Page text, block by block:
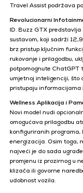
Travel Assist podržava
Revolucionarni
ID. Buzz GTX
sustavom, koji sadrži
brz pristup ključnim
rukovanje i prilagodbu,
potpomognute ChatGPT
umjetnoj inteligenciji, što
pristupaju informacijama
Wellness Aplikacija i
Novi model nudi
omogućava prilagodbu
konfiguriranih programa,
energizacija. Osim toga,
najveći je do sada
promjenu iz prozirnog u
klizača ili govorne
udobnost vozila.